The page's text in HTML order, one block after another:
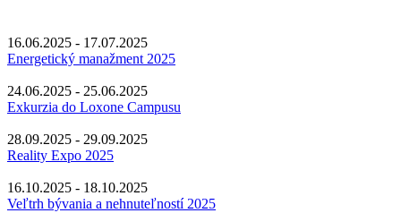
16.06.2025 - 17.07.2025
Energetický manažment 2025
24.06.2025 - 25.06.2025
Exkurzia do Loxone Campusu
28.09.2025 - 29.09.2025
Reality Expo 2025
16.10.2025 - 18.10.2025
Veľtrh bývania a nehnuteľností 2025